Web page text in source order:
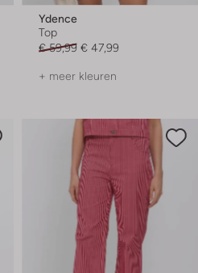
Ydence
Top
€ 59,99 € 47,99
+ meer kleuren